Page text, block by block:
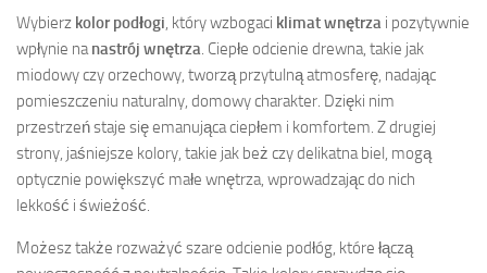
Wybierz kolor podłogi, który wzbogaci klimat wnętrza i pozytywnie
wpłynie nanastrój wnętrza. Ciepłe odcienie drewna, takie jak
miodowy czy orzechowy, tworzą przytulną atmosferę, nadając
pomieszczeniu naturalny, domowy charakter. Dzięki nim
przestrzeń staje się emanująca ciepłem i komfortem. Z drugiej
strony, jaśniejsze kolory, takie jak beż czy delikatna biel, mogą
optycznie powiększyć małe wnętrza, wprowadzając do nich
lekkość i świeżość.
Możesz także rozważyć szare odcienie podłóg, które łączą